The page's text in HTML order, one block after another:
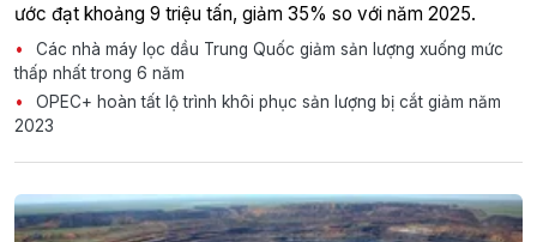
ước đạt khoảng 9 triệu tấn, giảm 35% so với năm 2025.
Các nhà máy lọc dầu Trung Quốc giảm sản lượng xuống mức
thấp nhất trong 6 năm
OPEC+ hoàn tất lộ trình khôi phục sản lượng bị cắt giảm năm
2023